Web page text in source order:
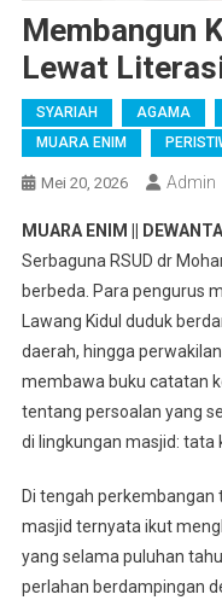
Membangun
Lewat
SYARIAH AGAMA
MUARA ENIM
Mei 20, 2026 Admin
MUARA ENIM ||
Serbaguna RSUD dr
berbeda. Para pengurus
Lawang Kidul duduk
daerah, hingga
membawa buku catatan
tentang persoalan yang
di lingkungan masjid: tata
Di tengah
masjid ternyata ikut
yang selama puluhan
perlahan berdampingan